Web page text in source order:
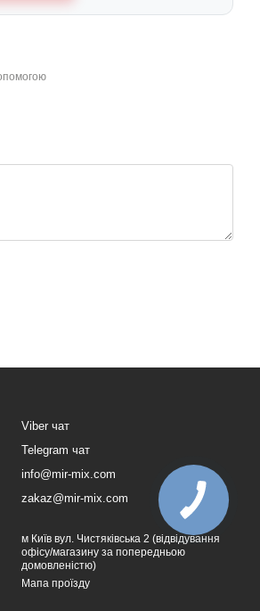
Viber чат
Telegram чат
info@mir-mix.com
zakaz@mir-mix.com
м Київ вул. Чистяківська 2 (відвідування
офісу/магазину за попередньою
домовленістю)
Мапа проїзду